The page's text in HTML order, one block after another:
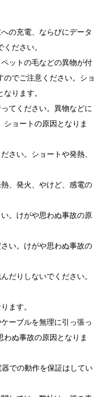
の充電、ならびにデータ
ださい。
ットの毛などの異物が付
でご注意ください。ショ
ります。
てください。異物などに
ショートの原因となりま
さい。ショートや発熱、
、発火、やけど、感電の
。けがや思わぬ事故の原
い。けがや思わぬ事故の
だりしないでください。
ます。
ーブルを無理に引っ張っ
ぬ事故の原因となりま
での動作を保証はしてい